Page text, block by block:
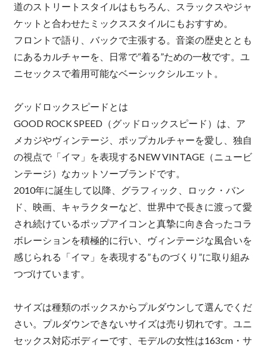
道のストリートスタイルはもちろん、スラックスやジャ
ケットと合わせたミックススタイルにもおすすめ。
フロントで語り、バックで主張する。音楽の歴史ととも
にあるカルチャーを、日常で“着る”ための一枚です。ユ
ニセックスで着用可能なベーシックシルエット。
グッドロックスピードとは
GOOD ROCK SPEED（グッドロックスピード）は、ア
メカジやヴィンテージ、ポップカルチャーを愛し、独自
の視点で「イマ」を表現するNEW VINTAGE（ニュービ
ンテージ）なカットソーブランドです。
2010年に誕生して以降、グラフィック、ロック・バン
ド、映画、キャラクターなど、世界中で長きに渡って愛
され続けているポップアイコンと真摯に向き合ったコラ
ボレーションを積極的に行い、ヴィンテージな風合いを
感じられる「イマ」を表現する”ものづくり”に取り組み
つづけています。
サイズは種類のボックスからプルダウンして選んでくだ
さい。プルダウンできないサイズは売り切れです。ユニ
セックス対応ボディーです、モデルの女性は163cm・サ